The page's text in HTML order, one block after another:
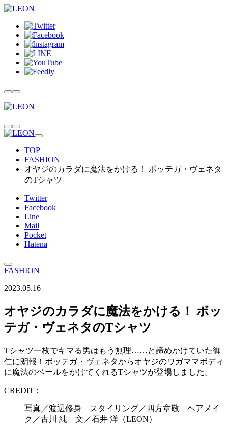
TOP
FASHION
オヤジのカラダに魔法をかける！ ボッテガ・ヴェネタ
のTシャツ
Twitter
Facebook
Line
Mail
Pocket
Hatena
FASHION
2023.05.16
オヤジのカラダに魔法をかける！ ボッ
テガ・ヴェネタのTシャツ
Tシャツ一枚でキマる男はもう無理……と諦めかけていた御
仁に朗報！ボッテガ・ヴェネタからオヤジのワガママボディ
に魔法のベールをかけてくれるTシャツが登場しました。
CREDIT :
写真／渡辺修身 スタイリング／四方章敬 ヘアメイ
ク／古川 純 文／石井 洋（LEON）